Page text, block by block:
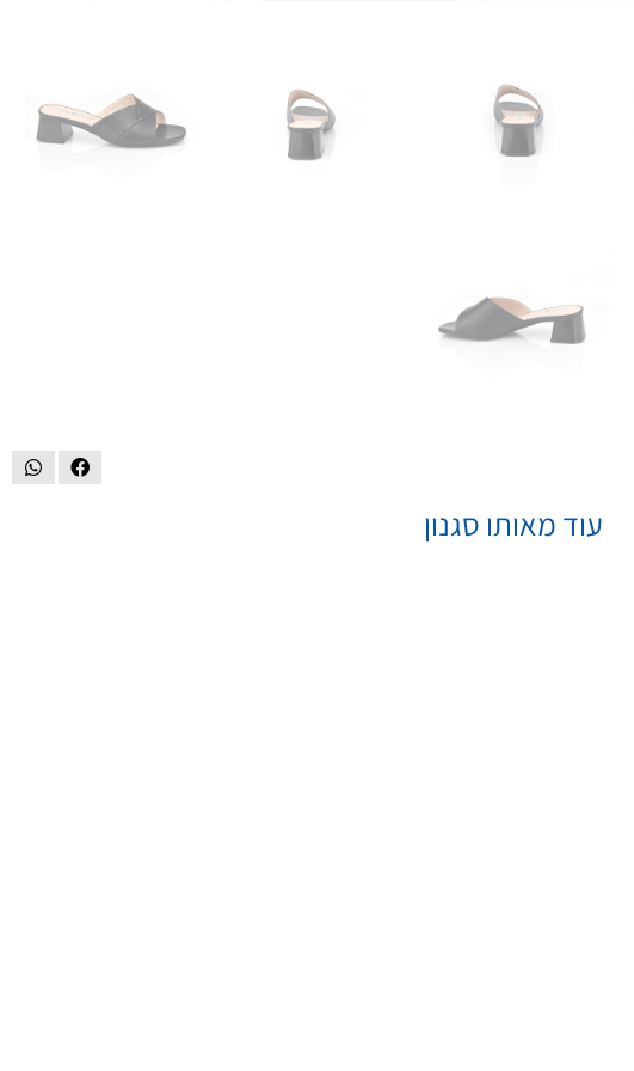
עוד מאותו סגנון